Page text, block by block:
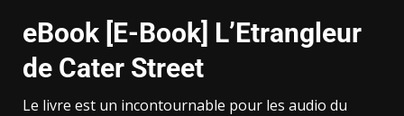
eBook [E-Book] L’Etrangleur
de Cater Street
Le livre est un incontournable pour les audio du